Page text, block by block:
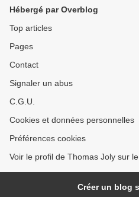
Hébergé par Overblog
Top articles
Pages
Contact
Signaler un abus
C.G.U.
Cookies et données personnelles
Préférences cookies
Voir le profil de Thomas Joly sur
Créer un blog